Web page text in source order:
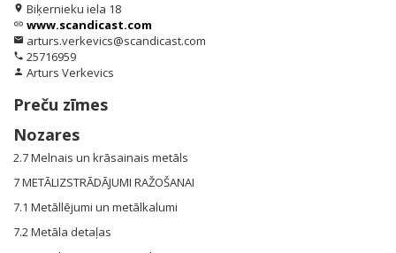
location_on Biķernieku iela 18
link www.scandicast.com
email arturs.verkevics@scandicast.com
phone 25716959
person Arturs Verkevics
Preču zīmes
Nozares
2.7 Melnais un krāsainais metāls
7 METĀLIZSTRĀDĀJUMI RAŽOŠANAI
7.1 Metāllējumi un metālkalumi
7.2 Metāla detaļas